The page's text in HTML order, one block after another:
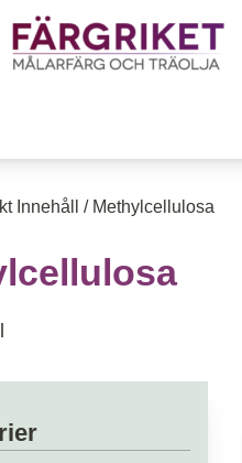
startsida
Innehåll / Methylcellulosa